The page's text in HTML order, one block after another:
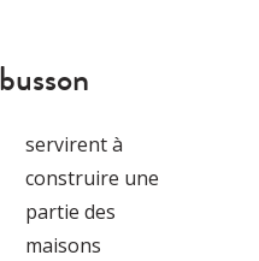
servirent à
construire une
partie des
maisons